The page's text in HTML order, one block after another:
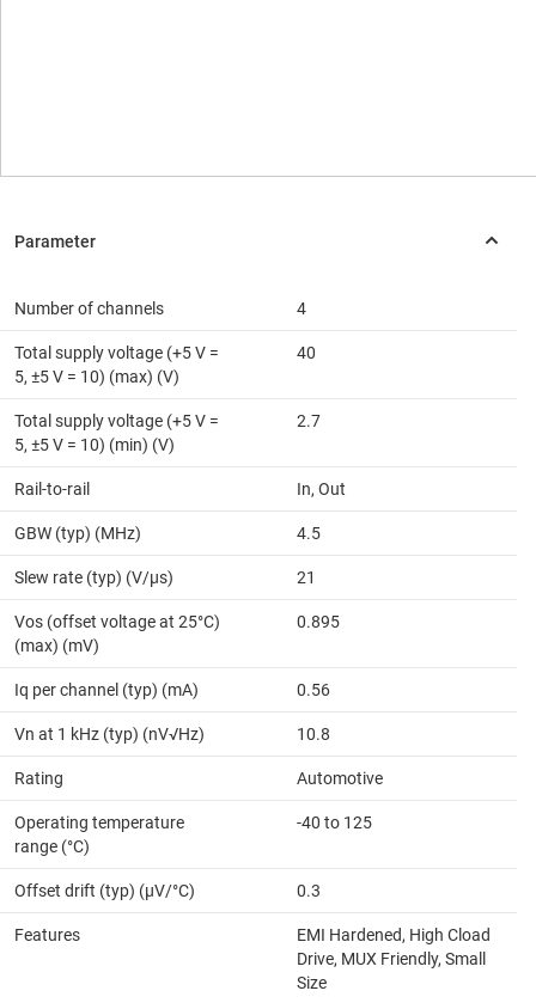
Number of channels 4
Total supply voltage (+5 V =
5, ±5 V = 10) (max) (V)
40
Total supply voltage (+5 V =
5, ±5 V = 10) (min) (V)
2.7
Rail-to-rail In, Out
GBW (typ) (MHz) 4.5
Slew rate (typ) (V/µs) 21
Vos (offset voltage at 25°C)
(max) (mV)
0.895
Iq per channel (typ) (mA) 0.56
Vn at 1 kHz (typ) (nV√Hz) 10.8
Rating Automotive
Operating temperature
range (°C)
-40 to 125
Offset drift (typ) (µV/°C) 0.3
Features
EMI Hardened, High Cload
Drive, MUX Friendly, Small
Size